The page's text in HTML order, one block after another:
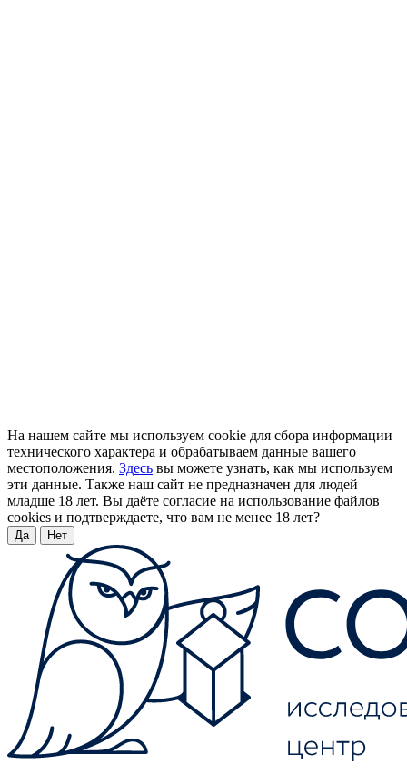
На нашем сайте мы используем cookie для сбора информации
технического характера и обрабатываем данные вашего
местоположения. Здесь вы можете узнать, как мы используем
эти данные. Также наш сайт не предназначен для людей
младше 18 лет. Вы даёте согласие на использование файлов
cookies и подтверждаете, что вам не менее 18 лет?
Да Нет